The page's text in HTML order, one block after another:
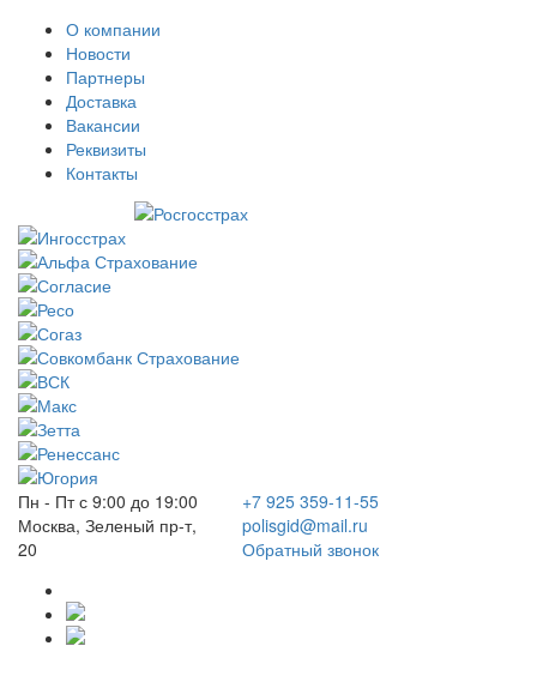
О компании
Новости
Партнеры
Доставка
Вакансии
Реквизиты
Контакты
Пн - Пт с 9:00 до 19:00
Москва, Зеленый пр-т,
20
+7 925 359-11-55
polisgid@mail.ru
Обратный звонок